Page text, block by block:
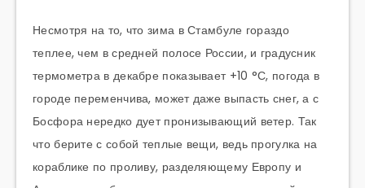
Несмотря на то, что зима в Стамбуле гораздо
теплее, чем в средней полосе России, и градусник
термометра в декабре показывает +10 °С, погода в
городе переменчива, может даже выпасть снег, а с
Босфора нередко дует пронизывающий ветер. Так
что берите с собой теплые вещи, ведь прогулка на
кораблике по проливу, разделяющему Европу и